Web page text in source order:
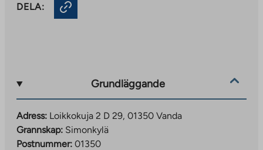
DELA:
Grundläggande
Adress: Loikkokuja 2 D 29, 01350 Vanda
Grannskap: Simonkylä
Postnummer: 01350